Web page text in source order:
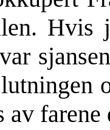
Hvis
av farene